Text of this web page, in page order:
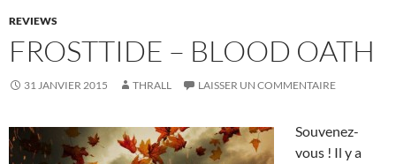
REVIEWS
FROSTTIDE – BLOOD OATH
31 JANVIER 2015 THRALL LAISSER UN COMMENTAIRE
Souvenez-
vous ! Il y a